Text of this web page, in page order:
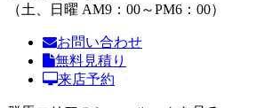
（土、日曜 AM9：00～PM6：00）
お問い合わせ
無料見積り
来店予約